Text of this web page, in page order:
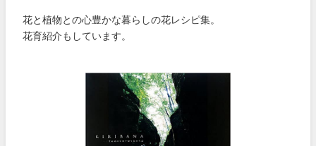
花と植物との心豊かな暮らしの花レシピ集。
花育紹介もしています。